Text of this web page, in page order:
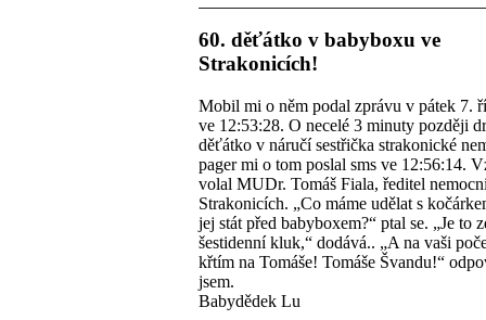
60. děťátko v babyboxu ve
Strakonicích!
Mobil mi o něm podal zprávu v pátek 7.
ve 12:53:28. O necelé 3 minuty později
děťátko v náručí sestřička strakonické
pager mi o tom poslal sms ve 12:56:14.
volal MUDr. Tomáš Fiala, ředitel
Strakonicích. „Co máme udělat s
jej stát před babyboxem?“ ptal se. „Je to
šestidenní kluk,“ dodává.. „A na vaši
křtím na Tomáše! Tomáše Švandu!“
jsem.
Babydědek Lu